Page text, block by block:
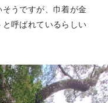
うですが、巾着が金
呼ばれているらしい